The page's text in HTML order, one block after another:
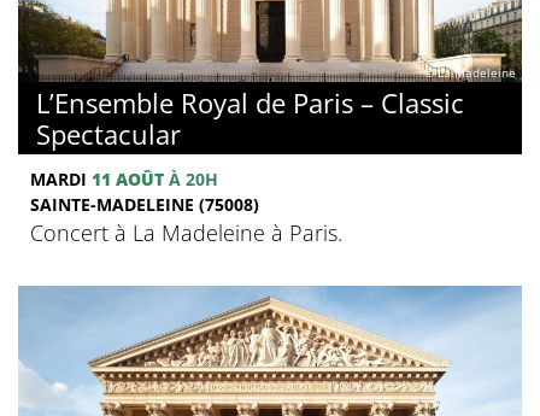
© La Madeleine
L’Ensemble Royal de Paris – Classic
Spectacular
MARDI 11 AOÛT À 20H
SAINTE-MADELEINE (75008)
Concert à La Madeleine à Paris.